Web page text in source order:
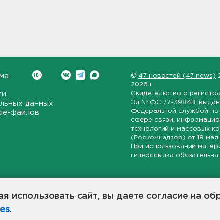
использовать сайт, вы даете согласие на
.
данных
файлов
© 47 новостей (47 news)
2026 г.
Свидетельство о
Эл № ФС 77-39848 ,
Федеральной службой по
сфере связи,
технологий и массовых
(Роскомнадзор) от 18 мая
При использовании
гиперссылка обязательна.
области, экономической и инвестиционной активности в
станет популярной и конструктивной площадкой
в 47-м регионе России.